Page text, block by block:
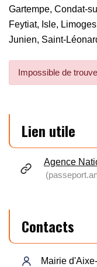
Gartempe, Condat-
Feytiat, Isle,
Junien, Saint-
Impossible de
Lien utile
Agence
Contacts
Mairie